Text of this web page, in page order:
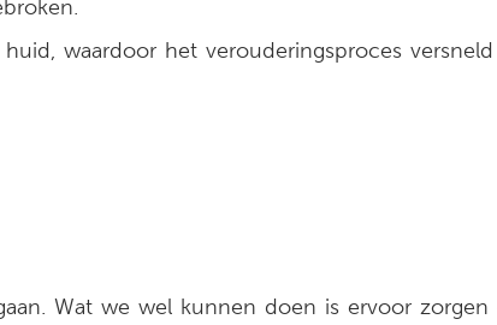
waardoor het verouderingsproces
Wat we wel kunnen doen is ervoor